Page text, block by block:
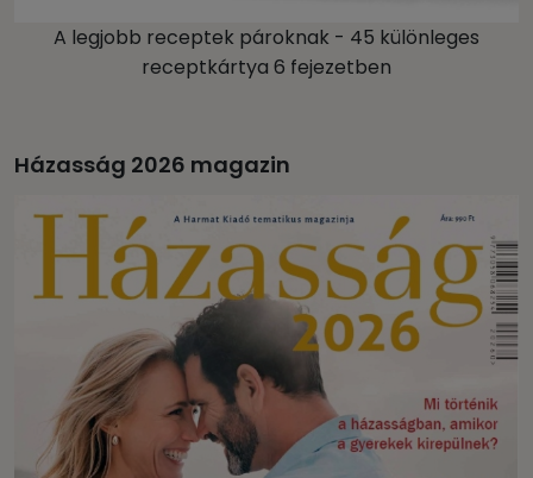
A legjobb receptek pároknak - 45 különleges
receptkártya 6 fejezetben
Házasság 2026 magazin